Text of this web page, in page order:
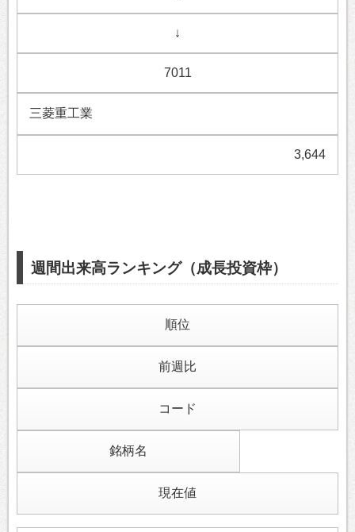
↓
7011
三菱重工業
3,644
週間出来高ランキング（成長投資枠）
順位
前週比
コード
銘柄名
現在値